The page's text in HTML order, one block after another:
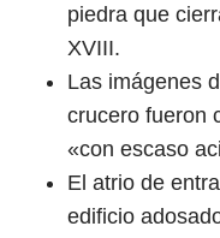
piedra que
XVIII.
Las imágenes
crucero fueron
«con escaso
El atrio de
edificio